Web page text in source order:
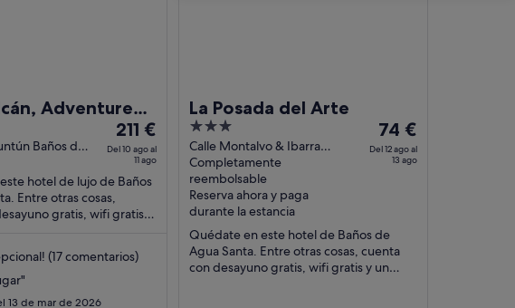
Adventure
Luna
Baños de
El
precio
de
por
del
211 €
Del 10 ago al
11 ago
hotel de lujo de Baños
Entre otras cosas,
gratis, wifi gratis y
(17 comentarios)
13 de mar de 2026
La Posada del Arte
3
out
of
5
Calle Montalvo & Ibarra
Baños de Agua Santa
Completamente
reembolsable
Reserva ahora y paga
durante la estancia
El
precio
noche
del
74 €
Del 12 ago al
13 ago
Quédate en este hotel de Baños de
Agua Santa. Entre otras cosas, cuenta
con desayuno gratis, wifi gratis y un